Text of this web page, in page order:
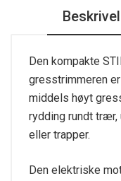
Den kompakte
gresstrimmeren
middels høyt
rydding rundt trær,
eller trapper.
Den elektriske